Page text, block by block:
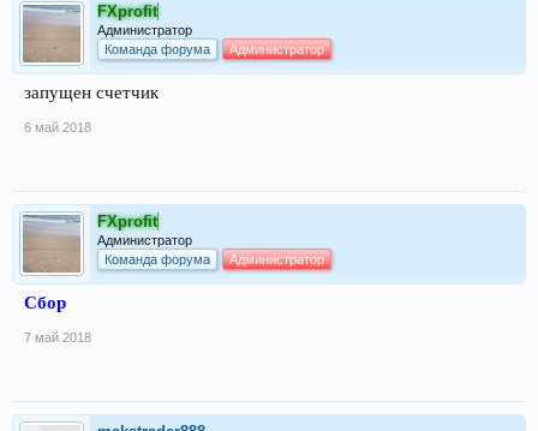
FXprofit
Администратор
Команда форума
Администратор
запущен счетчик
6 май 2018
FXprofit
Администратор
Команда форума
Администратор
Сбор
7 май 2018